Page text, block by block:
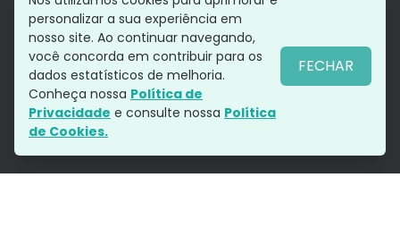
Grupo Aratu
Política de privacidade
Siga-nos
personalizar a sua experiência em
nosso site. Ao continuar navegando,
você concorda em contribuir para os
dados estatísticos de melhoria.
Conheça nossa Política de
Privacidade e consulte nossa Política
de Cookies.
FECHAR